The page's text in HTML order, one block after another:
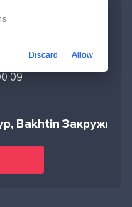
Bakhtin Закружила
Discard Allow